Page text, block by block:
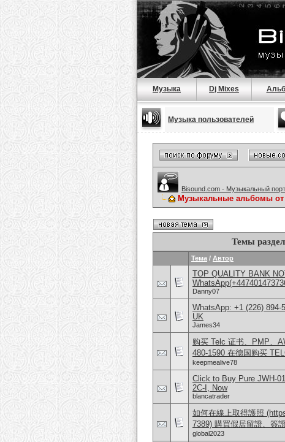
Музыка Dj Mixes
Музыка пользователей
Bisound.com - Музыкальный
Музыкальные альбомы от
Темы
Тема / Автор
TOP QUALITY BANK
Danny07
WhatsApp: +1 (226)
UK
James34
购买 Telc 证书、PMP、
480-1590 在德国购买
keepmealive78
Click to Buy Pure JWH-
2C-I, Now
blancatrader
如何在線上取得護照
7389) 購買假居留證、簽
global2023